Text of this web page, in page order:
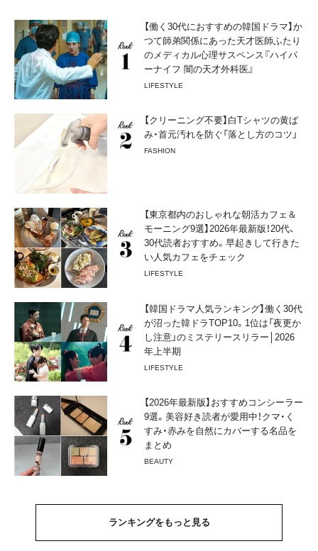
【働く30代におすすめの韓国ドラマ】か
つて師弟関係にあった天才医師ふたり
のメディカル心理サスペンス『ハイパ
ーナイフ 闇の天才外科医』
LIFESTYLE
【クリーニング不要】白Tシャツの黄ば
み・首元汚れを防ぐ「落とし方のコツ」
FASHION
【東京都内のおしゃれな朝活カフェ＆
モーニング9選】2026年最新版！20代、
30代読者おすすめ。早起きして行きた
い人気カフェをチェック
LIFESTYLE
【韓国ドラマ人気ランキング】働く30代
が沼った韓ドラTOP10。1位は「夜更か
し注意」のミステリースリラー│2026
年上半期
LIFESTYLE
【2026年最新版】おすすめコンシーラー
9選。美容好き読者が愛用中！クマ・く
すみ・赤みを自然にカバーする名品を
まとめ
BEAUTY
ランキングをもっと見る